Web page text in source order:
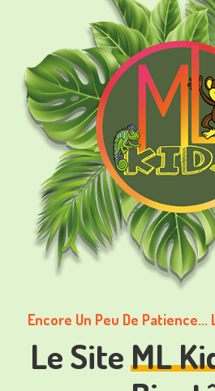
Encore Un Peu De Patience...
Le SiteML